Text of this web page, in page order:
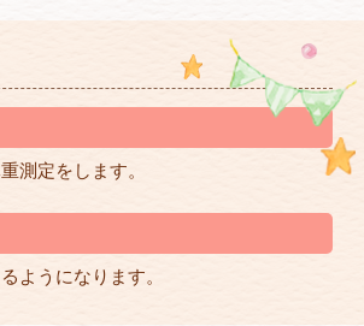
測定をします。
ようになります。